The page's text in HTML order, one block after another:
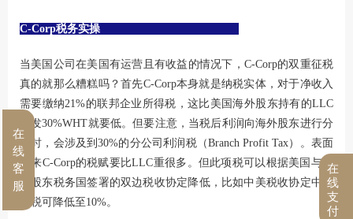
C-Corp税务实操
当美国公司在美国有运营且有收益的情况下，C-Corp的双重征税
真的就那么糟糕吗？首先C-Corp本身就是纳税实体，对于净收入
需要缴纳21%的联邦企业所得税，这比美国海外股东持有的LLC
触发30%WHT就要低。但要注意，当税后利润向海外股东进行分
配时，会涉及到30%的分公司利润税（Branch Profit Tax）。表面
看来C-Corp的税赋要比LLC重很多。但此项税可以根据美国与海
外股东税务国签署的双边税收协定降低，比如中美税收协定中该
项税可降低至10%。
在
线
客
服
在
线
支
付